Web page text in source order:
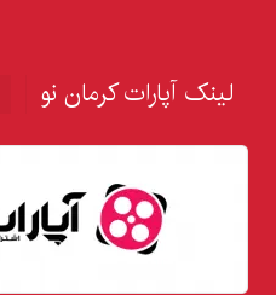
لینک آپارات کرمان نو